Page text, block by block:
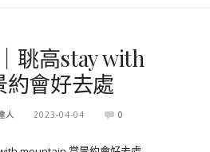
聎高stay with
會好去處
人 2023-04-04 0